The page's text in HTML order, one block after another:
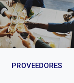
PROVEEDORES